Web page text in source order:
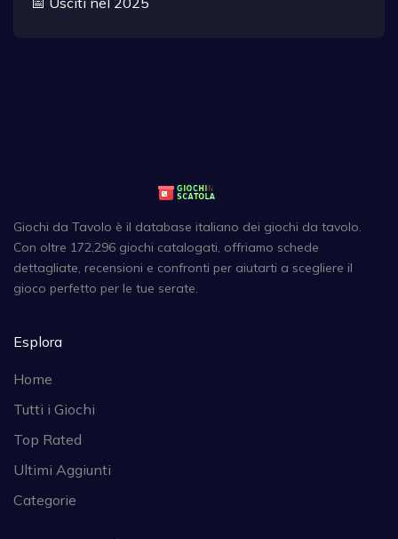
Giochi da Tavolo è il database italiano dei giochi da tavolo.
Con oltre 172,296 giochi catalogati, offriamo schede
dettagliate, recensioni e confronti per aiutarti a scegliere il
gioco perfetto per le tue serate.
Esplora
Home
Tutti i Giochi
Top Rated
Ultimi Aggiunti
Categorie